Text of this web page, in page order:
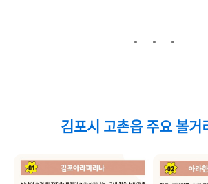
김포시 고촌읍 주요 볼